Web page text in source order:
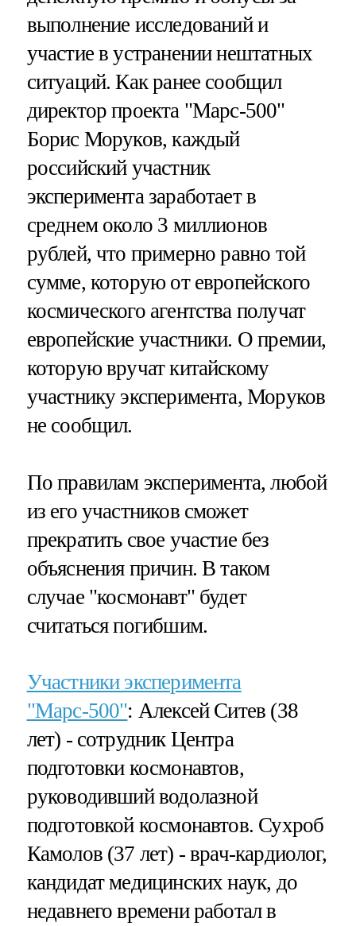
выполнение исследований и
участие в устранении нештатных
ситуаций. Как ранее сообщил
директор проекта "Марс-500"
Борис Моруков, каждый
российский участник
эксперимента заработает в
среднем около 3 миллионов
рублей, что примерно равно той
сумме, которую от европейского
космического агентства получат
европейские участники. О премии,
которую вручат китайскому
участнику эксперимента, Моруков
не сообщил.
По правилам эксперимента, любой
из его участников сможет
прекратить свое участие без
объяснения причин. В таком
случае "космонавт" будет
считаться погибшим.
Участники эксперимента
"Марс-500": Алексей Ситев (38
лет) - сотрудник Центра
подготовки космонавтов,
руководивший водолазной
подготовкой космонавтов. Сухроб
Камолов (37 лет) - врач-кардиолог,
кандидат медицинских наук, до
недавнего времени работал в